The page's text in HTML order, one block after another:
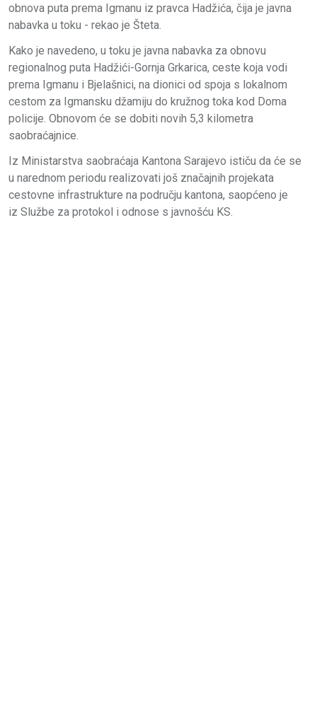
obnova puta prema Igmanu iz pravca Hadžića, čija je javna
nabavka u toku - rekao je Šteta.
Kako je navedeno, u toku je javna nabavka za obnovu
regionalnog puta Hadžići-Gornja Grkarica, ceste koja vodi
prema Igmanu i Bjelašnici, na dionici od spoja s lokalnom
cestom za Igmansku džamiju do kružnog toka kod Doma
policije. Obnovom će se dobiti novih 5,3 kilometra
saobraćajnice.
Iz Ministarstva saobraćaja Kantona Sarajevo ističu da će se
u narednom periodu realizovati još značajnih projekata
cestovne infrastrukture na području kantona, saopćeno je
iz Službe za protokol i odnose s javnošću KS.